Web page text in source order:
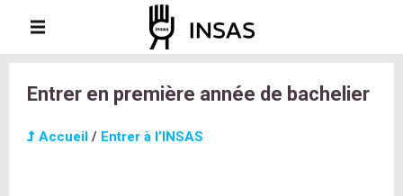
Entrer en première année de bachelier
Accueil / Entrer à l’INSAS